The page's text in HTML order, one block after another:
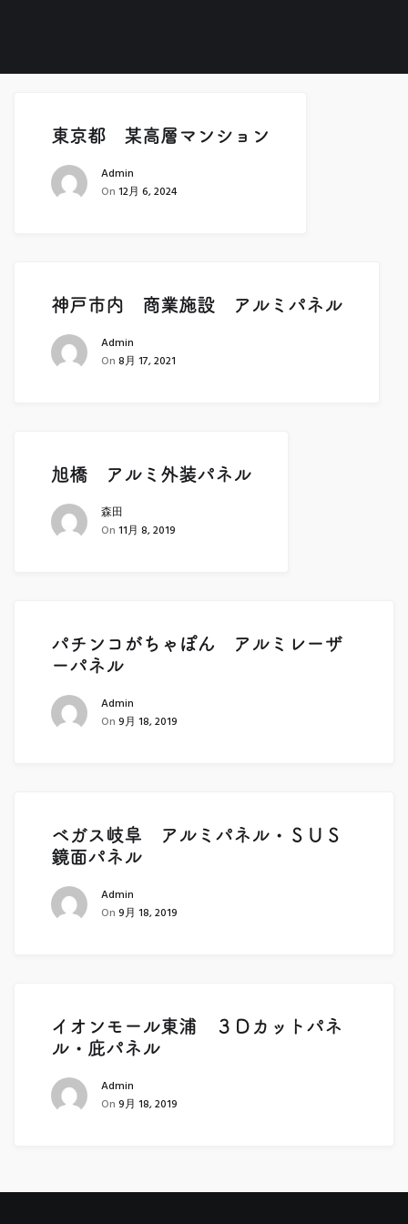
東京都 某高層マンション
Admin
On 12月 6, 2024
神戸市内 商業施設 アルミパネル
Admin
On 8月 17, 2021
旭橋 アルミ外装パネル
森田
On 11月 8, 2019
パチンコがちゃぽん アルミレーザ
ーパネル
Admin
On 9月 18, 2019
ベガス岐阜 アルミパネル・ＳＵＳ
鏡面パネル
Admin
On 9月 18, 2019
イオンモール東浦 ３Ｄカットパネ
ル・庇パネル
Admin
On 9月 18, 2019